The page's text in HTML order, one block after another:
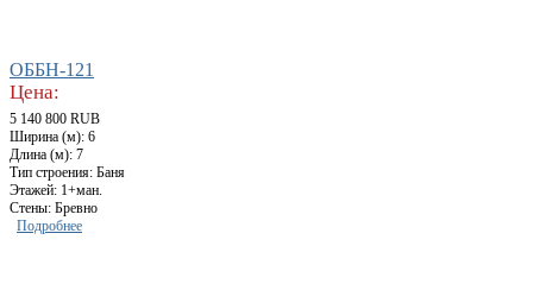
ОББН-121
Цена:
5 140 800 RUB
Ширина (м): 6
Длина (м): 7
Тип строения: Баня
Этажей: 1+ман.
Стены: Бревно
Подробнее